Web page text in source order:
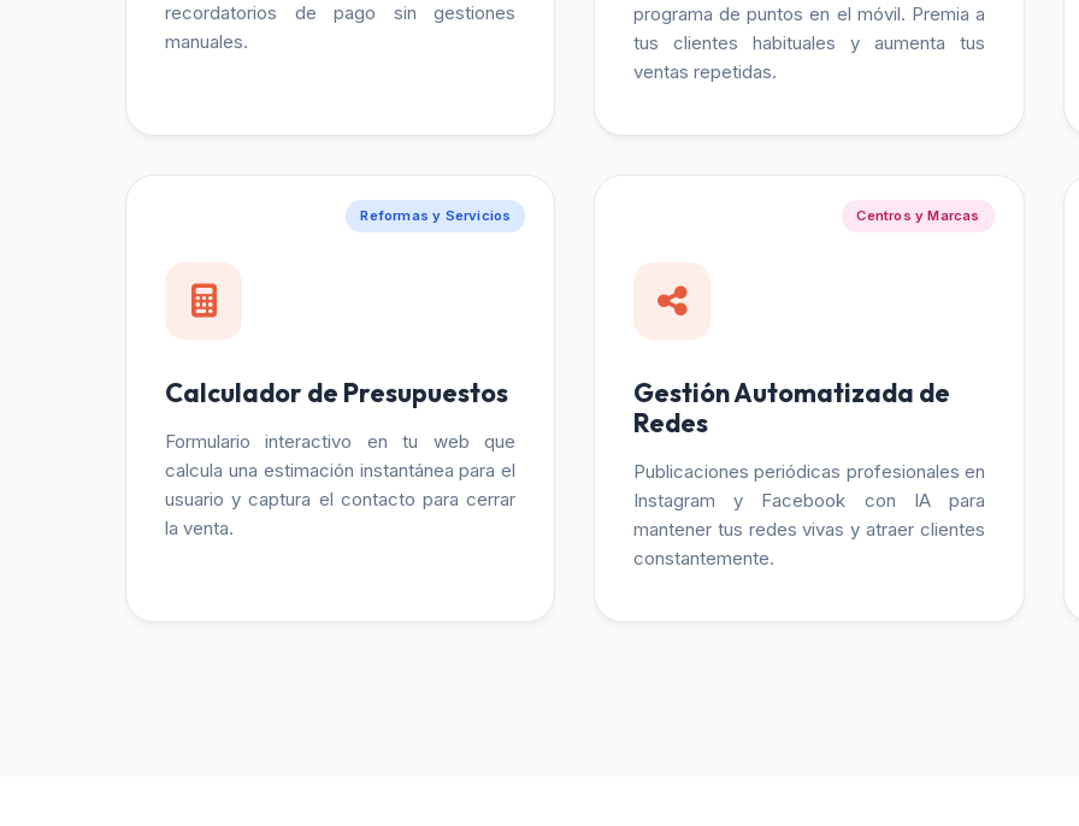
recordatorios de pago sin gestiones
manuales.
programa de puntos en el móvil. Premia a
tus clientes habituales y aumenta tus
ventas repetidas.
Reformas y Servicios
Calculador de Presupuestos
Formulario interactivo en tu web que
calcula una estimación instantánea para el
usuario y captura el contacto para cerrar
la venta.
Centros y Marcas
Gestión Automatizada de
Redes
Publicaciones periódicas profesionales en
Instagram y Facebook con IA para
mantener tus redes vivas y atraer clientes
constantemente.